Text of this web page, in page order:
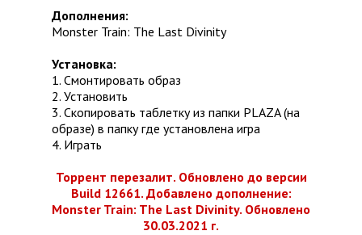
Дополнения:
Monster Train: The Last Divinity
Установка:
1. Смонтировать образ
2. Установить
3. Скопировать таблетку из папки PLAZA (на
образе) в папку где установлена игра
4. Играть
Торрент перезалит. Обновлено до версии
Build 12661. Добавлено дополнение:
Monster Train: The Last Divinity. Обновлено
30.03.2021 г.